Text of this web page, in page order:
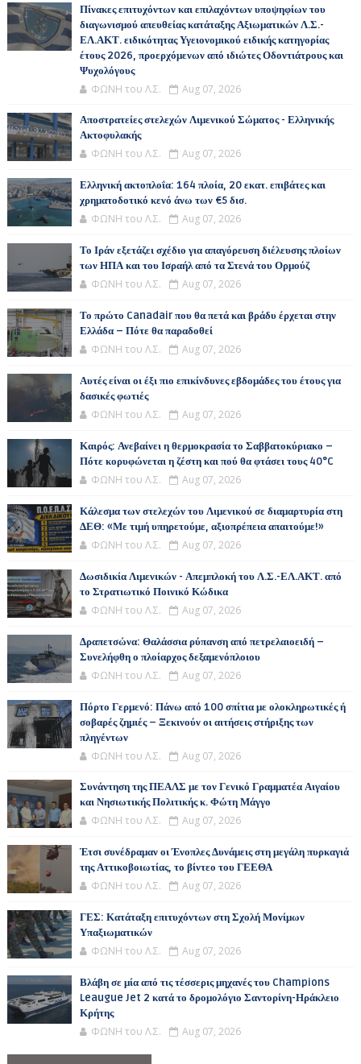
Πίνακες επιτυχόντων και επιλαχόντων υποψηφίων του
διαγωνισμού απευθείας κατάταξης Αξιωματικών Λ.Σ.-
ΕΛ.ΑΚΤ. ειδικότητας Υγειονομικού ειδικής κατηγορίας
έτους 2026, προερχόμενων από ιδιώτες Οδοντιάτρους και
Ψυχολόγους
ΦΩΝΗ του Λ.Σ. Aug 07, 2026
Αποστρατείες στελεχών Λιμενικού Σώματος - Ελληνικής
Ακτοφυλακής
ΦΩΝΗ του Λ.Σ. Aug 07, 2026
Ελληνική ακτοπλοΐα: 164 πλοία, 20 εκατ. επιβάτες και
χρηματοδοτικό κενό άνω των €5 δισ.
ΦΩΝΗ του Λ.Σ. Aug 07, 2026
Το Ιράν εξετάζει σχέδιο για απαγόρευση διέλευσης πλοίων
των ΗΠΑ και του Ισραήλ από τα Στενά του Ορμούζ
ΦΩΝΗ του Λ.Σ. Aug 07, 2026
Το πρώτο Canadair που θα πετά και βράδυ έρχεται στην
Ελλάδα – Πότε θα παραδοθεί
ΦΩΝΗ του Λ.Σ. Aug 07, 2026
Αυτές είναι οι έξι πιο επικίνδυνες εβδομάδες του έτους για
δασικές φωτιές
ΦΩΝΗ του Λ.Σ. Aug 07, 2026
Καιρός: Ανεβαίνει η θερμοκρασία το Σαββατοκύριακο –
Πότε κορυφώνεται η ζέστη και πού θα φτάσει τους 40°C
ΦΩΝΗ του Λ.Σ. Aug 07, 2026
Κάλεσμα των στελεχών του Λιμενικού σε διαμαρτυρία στη
ΔΕΘ: «Με τιμή υπηρετούμε, αξιοπρέπεια απαιτούμε!»
ΦΩΝΗ του Λ.Σ. Aug 07, 2026
Δωσιδικία Λιμενικών - Απεμπλοκή του Λ.Σ.-ΕΛ.ΑΚΤ. από
το Στρατιωτικό Ποινικό Κώδικα
ΦΩΝΗ του Λ.Σ. Aug 07, 2026
Δραπετσώνα: Θαλάσσια ρύπανση από πετρελαιοειδή –
Συνελήφθη ο πλοίαρχος δεξαμενόπλοιου
ΦΩΝΗ του Λ.Σ. Aug 07, 2026
Πόρτο Γερμενό: Πάνω από 100 σπίτια με ολοκληρωτικές ή
σοβαρές ζημιές – Ξεκινούν οι αιτήσεις στήριξης των
πληγέντων
ΦΩΝΗ του Λ.Σ. Aug 07, 2026
Συνάντηση της ΠΕΑΛΣ με τον Γενικό Γραμματέα Αιγαίου
και Νησιωτικής Πολιτικής κ. Φώτη Μάγγο
ΦΩΝΗ του Λ.Σ. Aug 07, 2026
Έτσι συνέδραμαν οι Ένοπλες Δυνάμεις στη μεγάλη πυρκαγιά
της Αττικοβοιωτίας, το βίντεο του ΓΕΕΘΑ
ΦΩΝΗ του Λ.Σ. Aug 07, 2026
ΓΕΣ: Κατάταξη επιτυχόντων στη Σχολή Μονίμων
Υπαξιωματικών
ΦΩΝΗ του Λ.Σ. Aug 07, 2026
Βλάβη σε μία από τις τέσσερις μηχανές του Champions
Leaugue Jet 2 κατά το δρομολόγιο Σαντορίνη-Ηράκλειο
Κρήτης
ΦΩΝΗ του Λ.Σ. Aug 07, 2026